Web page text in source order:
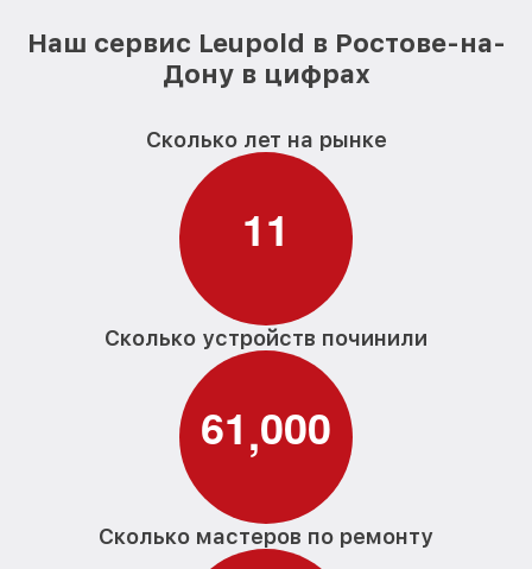
Наш сервис Leupold в Ростове-на-
Дону в цифрах
Сколько лет на рынке
11
Сколько устройств починили
61,000
Сколько мастеров по ремонту